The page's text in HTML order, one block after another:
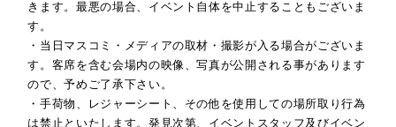
きます。最悪の場合、イベント自体を中止することもございま
す。
・当日マスコミ・メディアの取材・撮影が入る場合がございま
す。客席を含む会場内の映像、写真が公開される事があります
ので、予めご了承下さい。
・手荷物、レジャーシート、その他を使用しての場所取り行為
は禁止といたします。発見次第、イベントスタッフ及びイベン